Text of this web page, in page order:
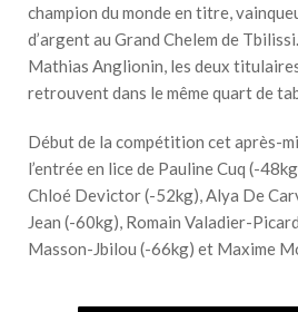
champion du monde en titre,
d’argent au Grand Chelem de
Mathias Anglionin, les deux
retrouvent dans le même quart de
Début de la compétition cet après-
l’entrée en lice de Pauline Cuq (-
Chloé Devictor (-52kg), Alya De
Jean (-60kg), Romain Valadier-
Masson-Jbilou (-66kg) et Maxime